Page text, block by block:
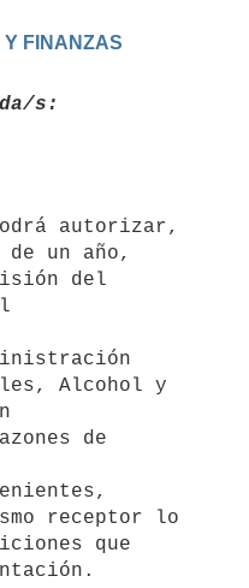
Y FINANZAS
s:
de un año,
del
Alcohol y
de
receptor lo
que